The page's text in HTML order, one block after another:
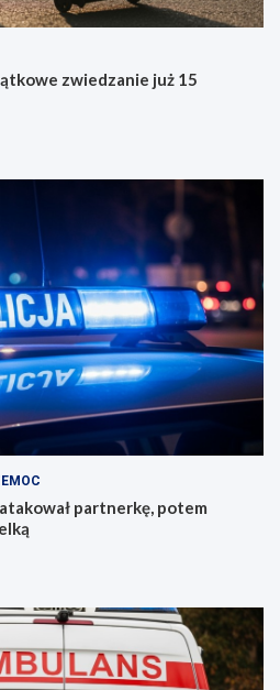
zwiedzanie już 15
partnerkę, potem